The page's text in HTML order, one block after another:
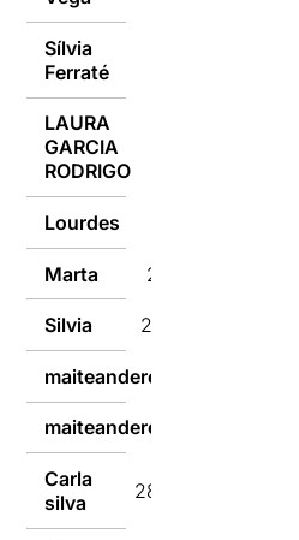
Sílvia
Ferraté
LAURA
GARCIA
RODRIGO
Lourdes
Marta 28/10/2024
Silvia 28/10/2024
maiteanderez
maiteanderez
Carla
silva
28/10/2024